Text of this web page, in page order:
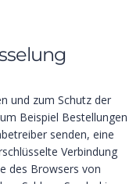
und zum Schutz der
Beispiel Bestellungen
senden, eine
Verbindung
des Browsers von